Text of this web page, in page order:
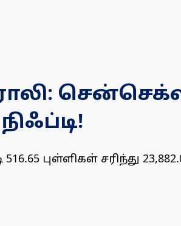
சென்செக்ஸ்
புள்ளிகள் சரிந்து